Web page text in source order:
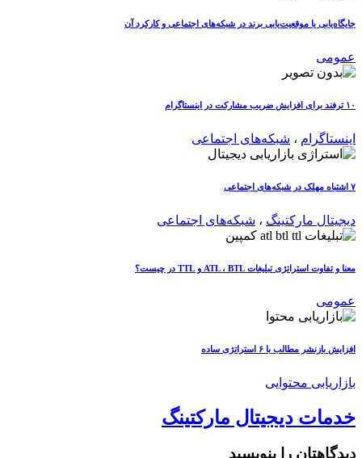
جایگاه‌یابی یا موقعیت‌یابی برند در شبکه‌های اجتماعی و کارکرد آن
عمومی
۱۰ ترفند برای افزایش ضریب مشارکت در اینستاگرام
اینستاگرام ، شبکه‌های اجتماعی
۷ اشتباه مهلک در شبکه‌های اجتماعی
دیجیتال مارکتینگ ، شبکه‌های اجتماعی
معنا و تفاوت استراتژی تبلیغات ATL ، BTL و TTL در چیست؟
عمومی
افزایش بازنشر مطالب با ۶ استراتژی ساده
بازاریابی محتوایی
خدمات دیجیتال مارکتینگ
دیدگاهتان را بنویسید